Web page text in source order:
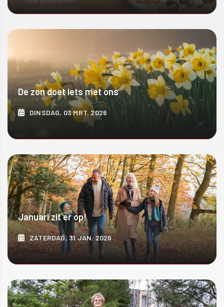
ONTDEK MEER
De zon doet iets met ons
DINSDAG, 03 MRT. 2026
ONTDEK MEER
Januari zit er op!
ZATERDAG, 31 JAN. 2026
ONTDEK MEER